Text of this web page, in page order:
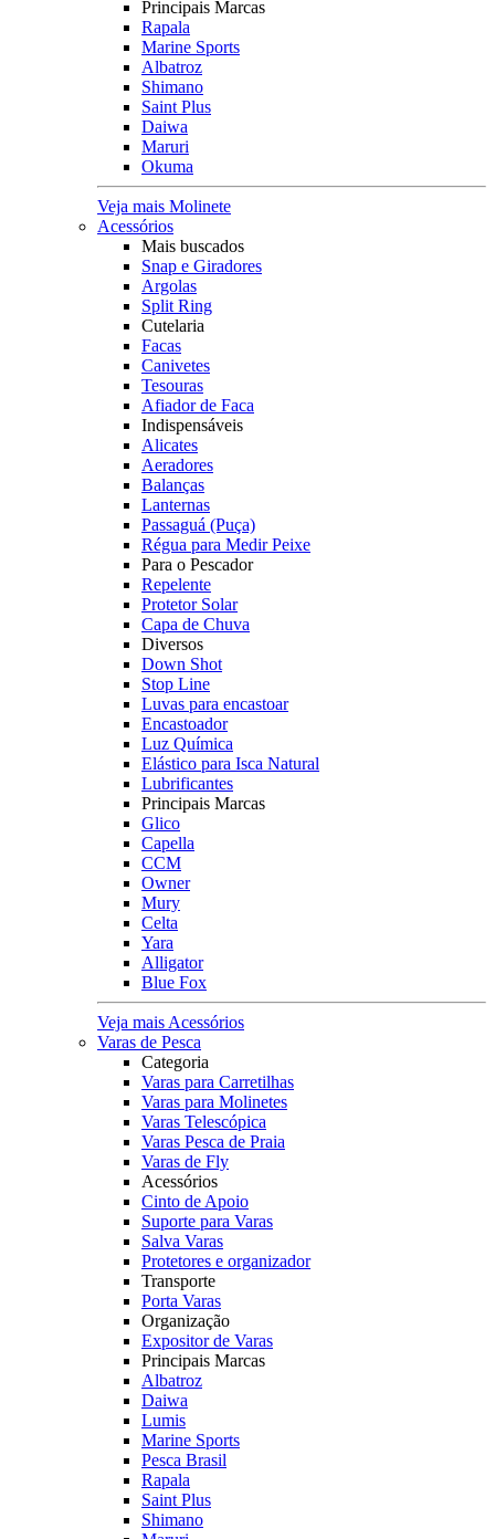
Principais Marcas
Rapala
Marine Sports
Albatroz
Shimano
Saint Plus
Daiwa
Maruri
Okuma
Veja mais Molinete
Acessórios
Mais buscados
Snap e Giradores
Argolas
Split Ring
Cutelaria
Facas
Canivetes
Tesouras
Afiador de Faca
Indispensáveis
Alicates
Aeradores
Balanças
Lanternas
Passaguá (Puça)
Régua para Medir Peixe
Para o Pescador
Repelente
Protetor Solar
Capa de Chuva
Diversos
Down Shot
Stop Line
Luvas para encastoar
Encastoador
Luz Química
Elástico para Isca Natural
Lubrificantes
Principais Marcas
Glico
Capella
CCM
Owner
Mury
Celta
Yara
Alligator
Blue Fox
Veja mais Acessórios
Varas de Pesca
Categoria
Varas para Carretilhas
Varas para Molinetes
Varas Telescópica
Varas Pesca de Praia
Varas de Fly
Acessórios
Cinto de Apoio
Suporte para Varas
Salva Varas
Protetores e organizador
Transporte
Porta Varas
Organização
Expositor de Varas
Principais Marcas
Albatroz
Daiwa
Lumis
Marine Sports
Pesca Brasil
Rapala
Saint Plus
Shimano